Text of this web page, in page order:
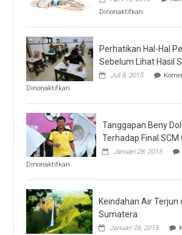
Dinonaktifkan
Tentang
BTN
Perhatikan Hal-Hal
Sebelum Lihat Hasil
Juli 8, 2015
Dinonaktifkan
Hal-
Hal
Penting
Sebelum
Lihat
Hasil
Tanggapan Beny
Terhadap Final SCM
Januari 28, 2015
Dinonaktifkan
Beny
Dollo
Terhadap
Final
SCM
Cup
Keindahan Air Terjun
Sumatera
Januari 26, 2015